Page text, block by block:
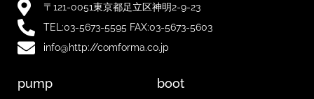
〒121-0051東京都足立区神明2-9-23
TEL:03-5673-5595 FAX:03-5673-5603
info@http://comforma.co.jp
pump boot